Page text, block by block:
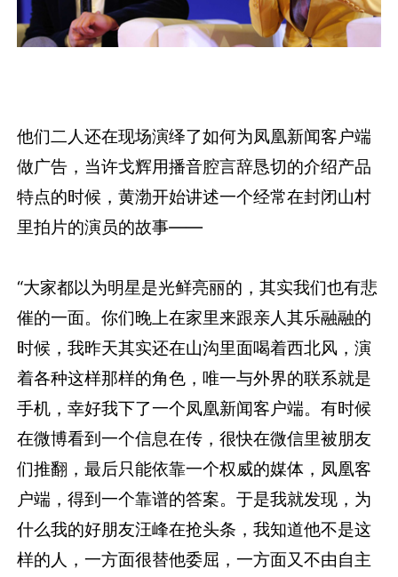
他们二人还在现场演绎了如何为凤凰新闻客户端
做广告，当许戈辉用播音腔言辞恳切的介绍产品
特点的时候，黄渤开始讲述一个经常在封闭山村
里拍片的演员的故事——
“大家都以为明星是光鲜亮丽的，其实我们也有悲
催的一面。你们晚上在家里来跟亲人其乐融融的
时候，我昨天其实还在山沟里面喝着西北风，演
着各种这样那样的角色，唯一与外界的联系就是
手机，幸好我下了一个凤凰新闻客户端。有时候
在微博看到一个信息在传，很快在微信里被朋友
们推翻，最后只能依靠一个权威的媒体，凤凰客
户端，得到一个靠谱的答案。于是我就发现，为
什么我的好朋友汪峰在抢头条，我知道他不是这
样的人，一方面很替他委屈，一方面又不由自主